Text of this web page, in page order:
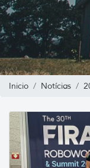
Inicio Notícias